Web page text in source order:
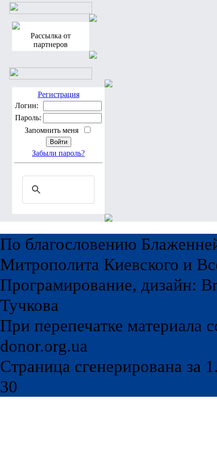
Рассылка от
партнеров
Регистрация
Логин:
Пароль:
Запомнить меня
Забыли пароль?
По благословению
Митрополита Киевского и
Програмирование, дизайн:
Тучкова
При перепечатке материала
donor.org.ua
Страница сгенерирована за
30